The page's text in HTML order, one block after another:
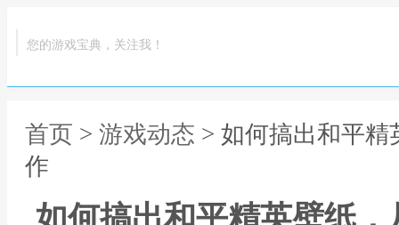
您的游戏宝典，关注我！
首页 > 游戏动态 > 如何搞出和平
作
如何搞出和平精英壁纸